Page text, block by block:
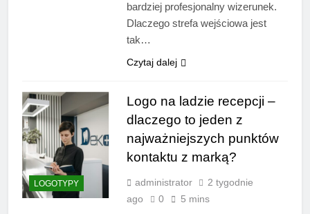
bardziej profesjonalny wizerunek.
Dlaczego strefa wejściowa jest
tak…
Czytaj dalej
LOGOTYPY
Logo na ladzie recepcji –
dlaczego to jeden z
najważniejszych punktów
kontaktu z marką?
administrator
2 tygodnie
ago
0 5 mins